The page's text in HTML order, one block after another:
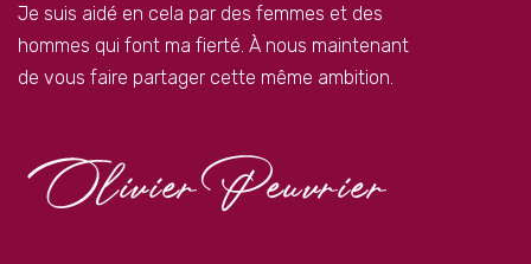
Je suis aidé en cela par des femmes et des
hommes qui font ma fierté. À nous maintenant
de vous faire partager cette même ambition.